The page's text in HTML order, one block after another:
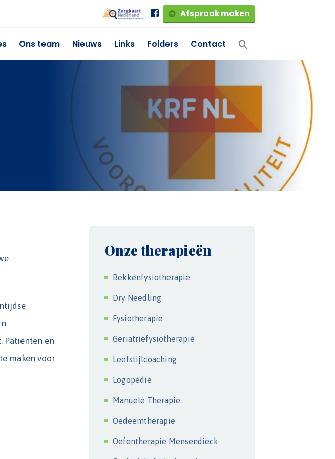
Afspraak maken
Ons team Nieuws Links Folders Contact
Patiënten en
maken voor
Onze therapieën
Bekkenfysiotherapie
Dry Needling
Fysiotherapie
Geriatriefysiotherapie
Leefstijlcoaching
Logopedie
Manuele Therapie
Oedeemtherapie
Oefentherapie Mensendieck